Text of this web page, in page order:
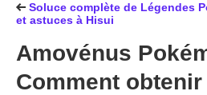
MGG
Soluce complète de Légendes
et astuces à Hisui
Amovénus
Comment